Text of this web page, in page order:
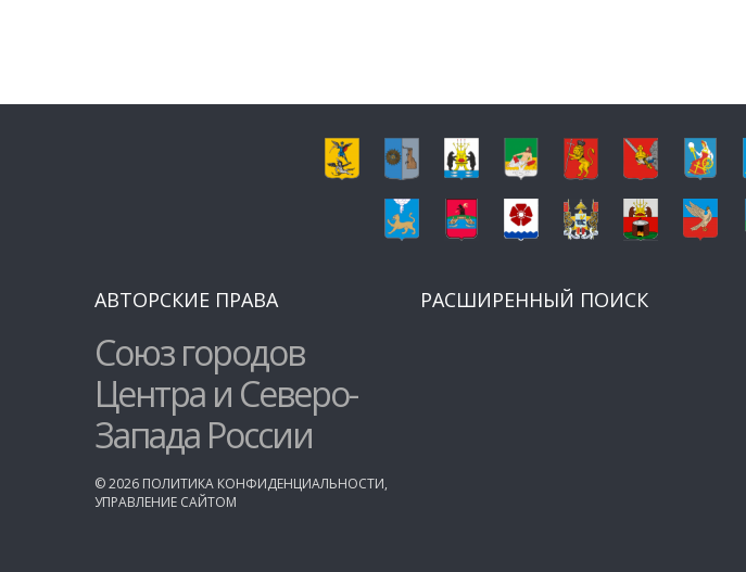
АВТОРСКИЕ ПРАВА
Союз городов
Центра и Северо-
Запада России
©2026 ПОЛИТИКА КОНФИДЕНЦИАЛЬНОСТИ,
УПРАВЛЕНИЕ САЙТОМ
РАСШИРЕННЫЙ ПОИСК